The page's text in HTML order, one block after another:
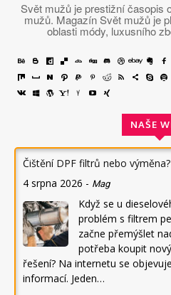
Svět mužů je prestižní časopis
mužů. Magazín Svět mužů je
oblasti módy, luxusního
NAŠE
Čištění DPF filtrů nebo výměna?
4 srpna 2026 - Mag
Když se u
problém s filtrem
začne přemýšlet
potřeba koupit
řešení? Na internetu se
informací. Jeden…